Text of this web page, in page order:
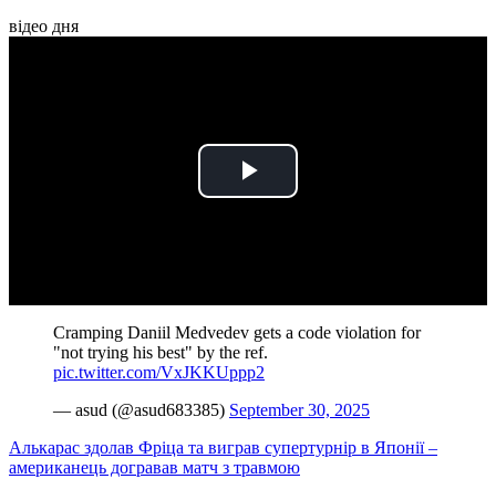
відео дня
Play
Cramping Daniil Medvedev gets a code violation for
"not trying his best" by the ref.
pic.twitter.com/VxJKKUppp2
— asud (@asud683385) September 30, 2025
Алькарас здолав Фріца та виграв супертурнір в Японії –
американець догравав матч з травмою